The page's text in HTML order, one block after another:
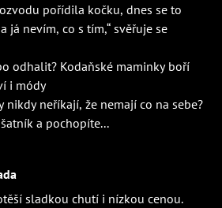
pořídila kočku, dnes se to
já nevím, co s tím,“ svěřuje se
odhalit? Kodaňské maminky boří
i módy
nikdy neříkají, že nemají co na sebe?
a pochopíte...
sladkou chutí i nízkou cenou.